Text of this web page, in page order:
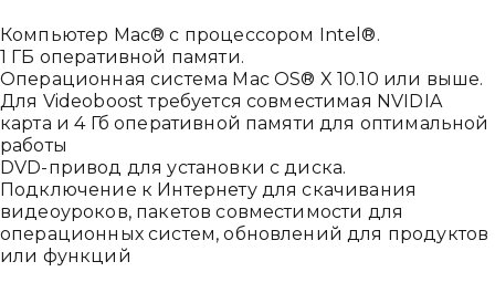
Компьютер Mac® с процессором Intel®.
1 ГБ оперативной памяти.
Операционная система Mac OS® X 10.10 или выше.
Для Videoboost требуется совместимая NVIDIA
карта и 4 Гб оперативной памяти для оптимальной
работы
DVD-привод для установки с диска.
Подключение к Интернету для скачивания
видеоуроков, пакетов совместимости для
операционных систем, обновлений для продуктов
или функций